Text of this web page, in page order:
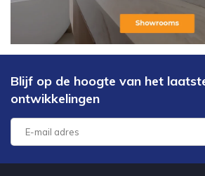
Blijf op de hoogte van het
ontwikkelingen